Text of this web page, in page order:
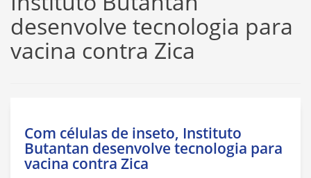
desenvolve tecnologia para
vacina contra Zica
Com células de inseto, Instituto
Butantan desenvolve tecnologia para
vacina contra Zica